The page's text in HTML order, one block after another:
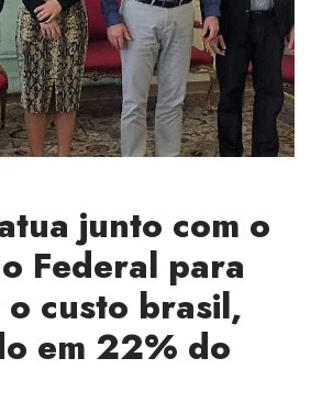
junto com o
Federal para
custo brasil,
em 22% do